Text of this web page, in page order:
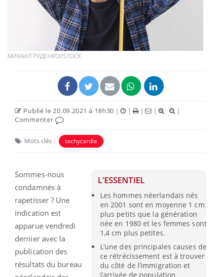
МИХАИЛ РУДЕНКО/ISTOCK
Publié le 20.09.2021 à 18h30 | | | |
|
Commenter
Mots clés : tachycardie
L'ESSENTIEL
Les hommes néerlandais nés
en 2001 sont en moyenne 1 cm
plus petits que la génération
née en 1980 et les femmes sont
1,4 cm plus petites.
L’une des principales causes de
ce rétrécissement est à trouver
du côté de l’immigration et
l’arrivée de population
Sommes-nous
condamnés à
rapetisser ? Une
indication est
apparue vendredi
dernier avec la
publication des
résultats du bureau